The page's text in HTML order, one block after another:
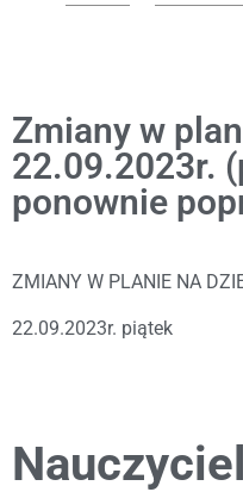
Zmiany w
22.09.2023r.
ponownie
ZMIANY W PLANIE NA
22.09.2023r. piątek